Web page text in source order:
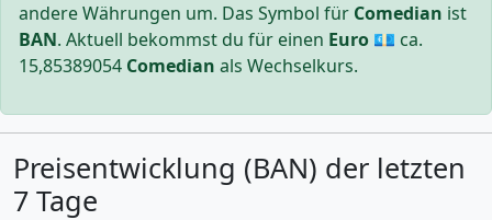
andere Währungen um. Das Symbol für Comedian ist
BAN. Aktuell bekommst du für einen Euro 💶 ca.
15,85389054 Comedian als Wechselkurs.
Preisentwicklung (BAN) der letzten
7 Tage